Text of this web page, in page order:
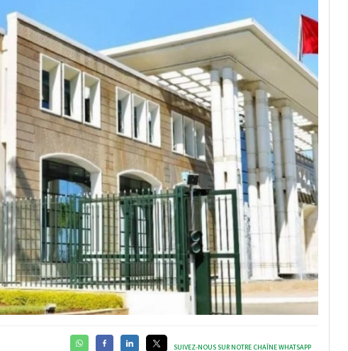
SUIVEZ-NOUS SUR NOTRE CHAÎNE WHATSAPP